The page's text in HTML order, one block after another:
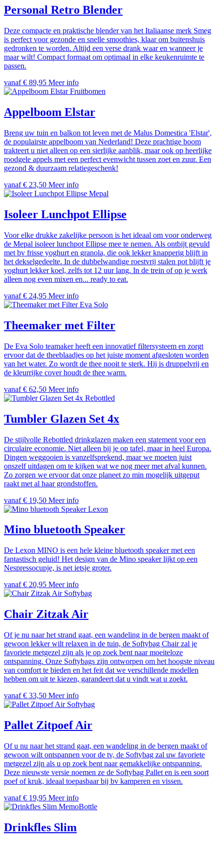
Personal Retro Blender
Deze compacte en praktische blender van het Italiaanse merk Smeg
is perfect voor gezonde en snelle smoothies, klaar om buitenshuis
gedronken te worden. Altijd een verse drank waar en wanneer je
maar wilt! Compact formaat om optimaal in elke keukenruimte te
passen.
vanaf € 89,95 Meer info
Fruitbomen
Appelboom Elstar
Breng uw tuin en balkon tot leven met de Malus Domestica 'Elstar',
de populairste appelboom van Nederland! Deze prachtige boom
trakteert u niet alleen op een sierlijke aanblik, maar ook op heerlijke
roodgele appels met een perfect evenwicht tussen zoet en zuur. Een
gezond & duurzaam relatiegeschenk!
vanaf € 23,50 Meer info
Mepal
Isoleer Lunchpot Ellipse
Voor elke drukke zakelijke persoon is het ideaal om voor onderweg
de Mepal isoleer lunchpot Ellipse mee te nemen. Als ontbijt gevuld
met bv frisse yoghurt en granola, die ook lekker knapperig blijft in
het dekselgedeelte. In de dubbelwandige roestvrij stalen pot blijft je
yoghurt lekker koel, zelfs tot 12 uur lang. In de trein of op je werk
alleen nog even mixen en... ready to eat.
vanaf € 24,95 Meer info
Eva Solo
Theemaker met Filter
De Eva Solo teamaker heeft een innovatief filtersysteem en zorgt
ervoor dat de theeblaadjes op het juiste moment afgesloten worden
van het water. Zo wordt de thee nooit te sterk. Hij is druppelvrij en
de kleurrijke cover houdt de thee warm.
vanaf € 62,50 Meer info
Rebottled
Tumbler Glazen Set 4x
De stijlvolle Rebottled drinkglazen maken een statement voor een
circulaire economie. Niet alleen bij je op tafel, maar in heel Europa.
Dingen weggooien is vanzelfsprekend, maar we moeten juist
onszelf uitdagen om te kijken wat we nog meer met afval kunnen.
Zo zorgen we ervoor dat onze planeet zo min mogelijk uitgeput
raakt met al haar grondstoffen.
vanaf € 19,50 Meer info
Lexon
Mino bluetooth Speaker
De Lexon MINO is een hele kleine bluetooth speaker met een
fantastisch geluid! Het design van de Mino speaker lijkt op een
Nespressocupje, is net ietsje groter.
vanaf € 20,95 Meer info
Softybag
Chair Zitzak Air
Of je nu naar het strand gaat, een wandeling in de bergen maakt of
gewoon lekker wilt relaxen in de tuin, de Softybag Chair zal je
favoriete metgezel zijn als je op zoek bent naar moeiteloze
ontspanning. Onze Softybags zijn ontworpen om het hoogste niveau
van comfort te bieden en het feit dat we verschillende modellen
hebben om uit te kiezen, garandeert dat u vindt wat u zoekt.
vanaf € 33,50 Meer info
Softybag
Pallet Zitpoef Air
Of u nu naar het strand gaat, een wandeling in de bergen maakt of
gewoon wilt ontspannen voor de tv, de Softybag zal uw favoriete
metgezel zijn als u op zoek bent naar gemakkelijke ontspanning.
Deze nieuwste versie noemen ze de Softybag Pallet en is een soort
poef of kruk, ideaal toepasbaar bij bv kamperen en vissen.
vanaf € 19,95 Meer info
MemoBottle
Drinkfles Slim